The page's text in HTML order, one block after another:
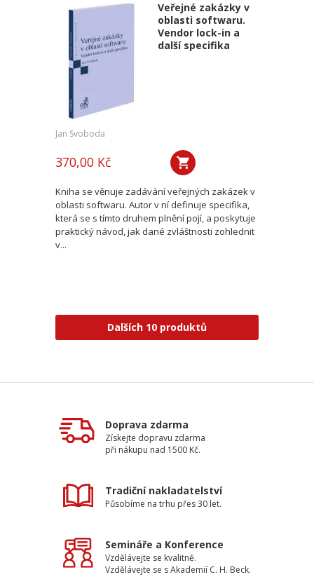
Veřejné zakázky v
oblasti softwaru.
Vendor lock-in a
další specifika
Jan Svoboda
370,00 Kč
Kniha se věnuje zadávání veřejných zakázek v
oblasti softwaru. Autor v ní definuje specifika,
která se s tímto druhem plnění pojí, a poskytuje
praktický návod, jak dané zvláštnosti zohlednit
v...
Dalších 10 produktů
Doprava zdarma
Získejte dopravu zdarma
při nákupu nad 1500 Kč.
Tradiční nakladatelství
Působíme na trhu přes 30 let.
Semináře a Konference
Vzdělávejte se kvalitně.
Vzdělávejte se s Akademií C. H. Beck.